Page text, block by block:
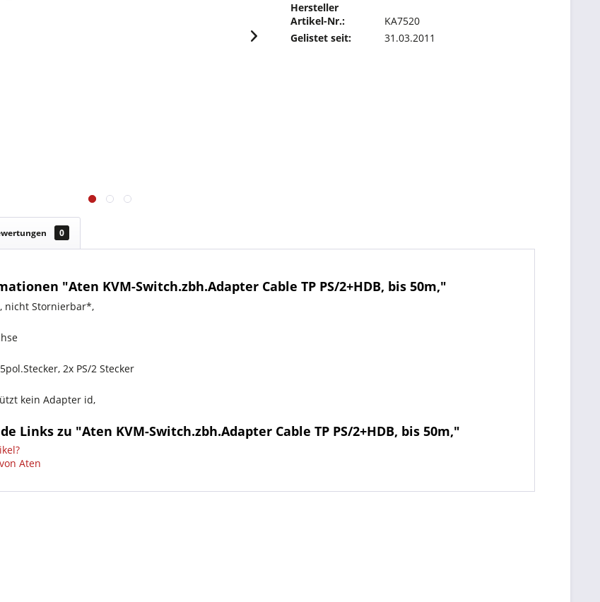
Hersteller
Artikel-Nr.:
KA7520
Gelistet seit:
31.03.2011
0
"Aten KVM-Switch.zbh.Adapter Cable TP PS/2+HDB, bis 50m,"
nicht Stornierbar*,
2x PS/2 Stecker
kein Adapter id,
Links zu "Aten KVM-Switch.zbh.Adapter Cable TP PS/2+HDB, bis 50m,"
Aten